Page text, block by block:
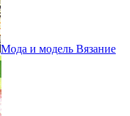
Мода и модель Вязание